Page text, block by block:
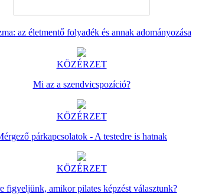
az életmentő folyadék és annak adományozása
KÖZÉRZET
Mi az a szendvicspozíció?
KÖZÉRZET
párkapcsolatok - A testedre is hatnak
KÖZÉRZET
figyeljünk, amikor pilates képzést választunk?